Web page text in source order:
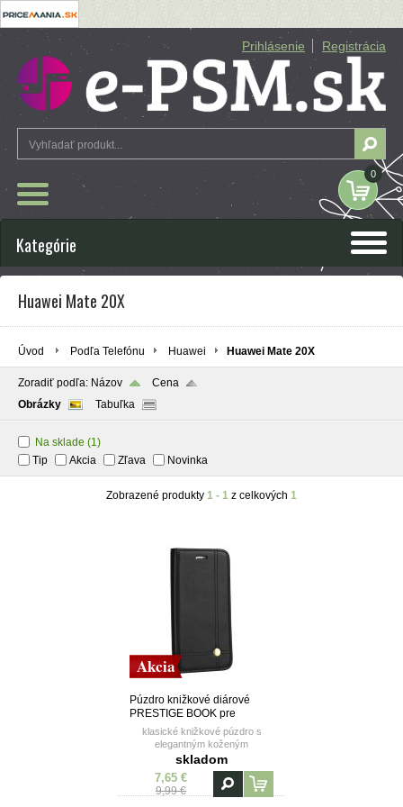
Prihlásenie Registrácia
0
Kategórie
Huawei Mate 20X
Úvod Podľa Telefónu Huawei Huawei Mate 20X
Zoradiť podľa: Názov
Cena
Obrázky
Tabuľka
Na sklade (1)
Tip
Akcia Zľava Novinka
Zobrazené produkty 1 - 1 z celkových 1
Akcia
Púzdro knižkové diárové
PRESTIGE BOOK pre
HUAWEI MATE 20X - čierne
klasické knižkové púzdro s
elegantným koženým
prešívaním a kvalitným
magnetom
skladom
7,65 €
9,99 €